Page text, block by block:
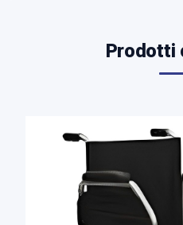
Prodotti